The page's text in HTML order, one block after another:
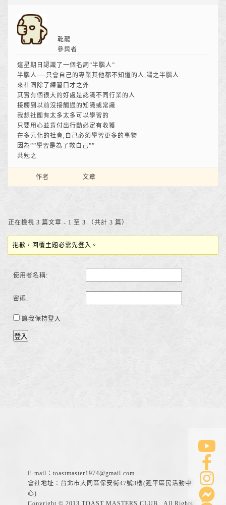
乾龍
參與者
這星期日認識了一個名詞”半腦人”
半腦人—-只會自己的專業其他都不知道的人,謂之半腦人
來社團除了練習口才之外
其實有個很大的好處是認識不同行業的人
接觸到以前沒接觸過的知識或常識
我想社團有太多太多可以學習的
只要用心並肯付出行動必定有收獲
在多元化的社會,自己必須學習更多的事物
因為””學習是為了救自己””
共勉之
作者 文章
正在檢視 3 篇文章 - 1 至 3 （共計 3 篇）
抱歉，回覆主題必需先登入。
使用者名稱:
密碼:
讓我保持登入
登入
E-mail： toastmaster1974@gmail.com
會社地址：台北市大同區保安街47號3樓(延平區民活動中
心)
Copyright © 2013 TOAST MASTERS CLUB . All Rights